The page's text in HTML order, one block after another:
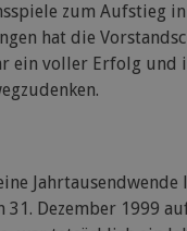
zum Aufstieg
hat die
ein voller Erfolg
Jahrtausendwende
Dezember 1999